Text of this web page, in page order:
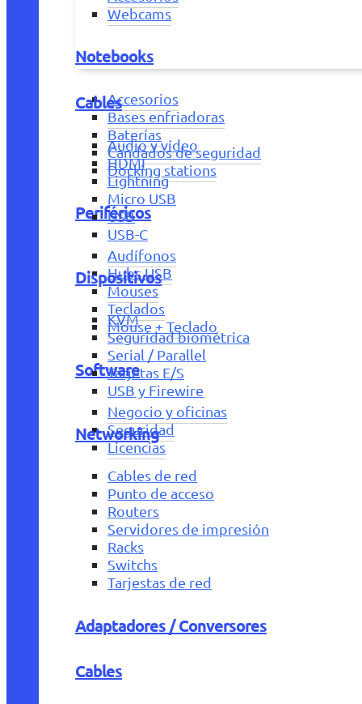
Webcams
Notebooks
Accesorios
Bases enfriadoras
Baterías
Candados de seguridad
Docking stations
Periféricos
Audífonos
Hubs USB
Mouses
Teclados
Mouse + Teclado
Software
Negocio y oficinas
Seguridad
Licencias
Cables
Audio y vídeo
HDMI
Lightning
Micro USB
USB
USB-C
Dispositivos
KVM
Seguridad biométrica
Serial / Parallel
Tarjetas E/S
USB y Firewire
Networking
Cables de red
Punto de acceso
Routers
Servidores de impresión
Racks
Switchs
Tarjestas de red
Adaptadores / Conversores
Cables